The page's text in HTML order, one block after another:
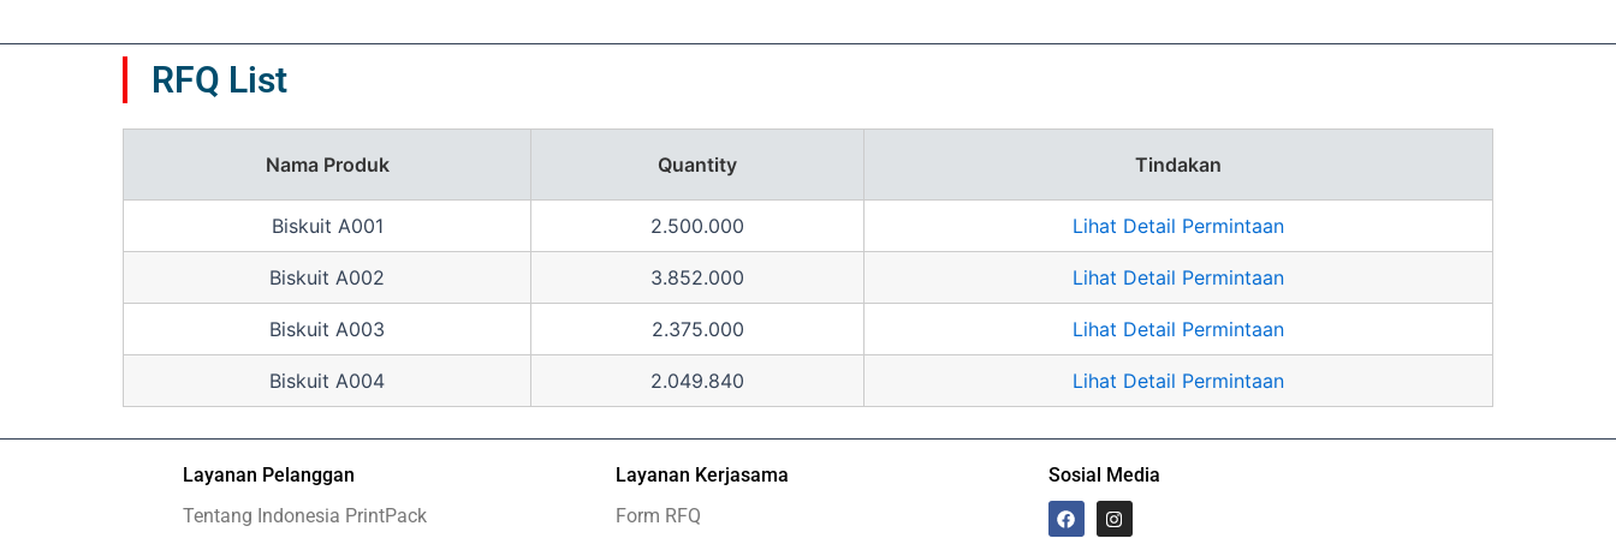
RFQ List
Nama Produk Quantity Tindakan
Biskuit A001 2.500.000 Lihat Detail Permintaan
Biskuit A002 3.852.000 Lihat Detail Permintaan
Biskuit A003 2.375.000 Lihat Detail Permintaan
Biskuit A004 2.049.840 Lihat Detail Permintaan
Layanan Pelanggan
Tentang Indonesia PrintPack
Layanan Kerjasama
Form RFQ
Sosial Media
F
a
I
n